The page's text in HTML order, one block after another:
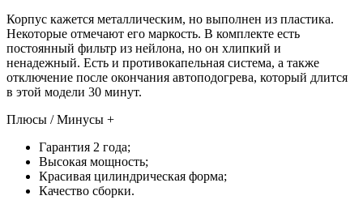
Корпус кажется металлическим, но выполнен из пластика.
Некоторые отмечают его маркость. В комплекте есть
постоянный фильтр из нейлона, но он хлипкий и
ненадежный. Есть и противокапельная система, а также
отключение после окончания автоподогрева, который длится
в этой модели 30 минут.
Плюсы / Минусы +
Гарантия 2 года;
Высокая мощность;
Красивая цилиндрическая форма;
Качество сборки.